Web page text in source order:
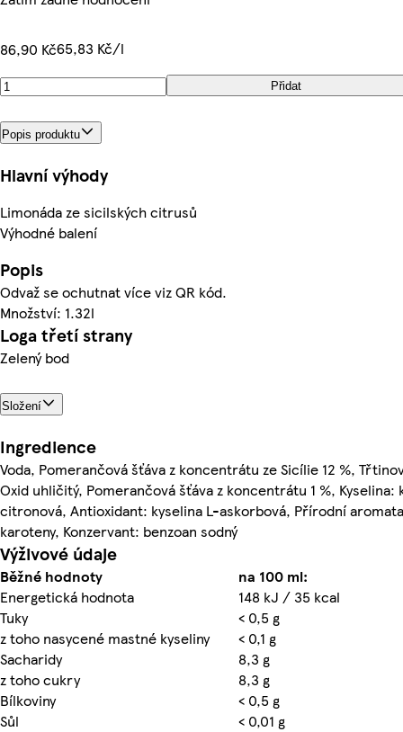
86,90 Kč65,83 Kč/l
Přidat
Popis produktu
Hlavní výhody
Limonáda ze sicilských citrusů
Výhodné balení
Popis
Odvaž se ochutnat více viz QR kód.
Množství: 1.32l
Loga třetí strany
Zelený bod
Složení
Ingredience
Voda, Pomerančová šťáva z koncentrátu ze Sicílie 12 %,
Oxid uhličitý, Pomerančová šťáva z koncentrátu 1 %, Kyselina:
citronová, Antioxidant: kyselina L-askorbová, Přírodní
karoteny, Konzervant: benzoan sodný
Výživové údaje
Běžné hodnoty
na 100 ml:
Energetická hodnota
148 kJ / 35 kcal
Tuky
< 0,5 g
z toho nasycené mastné kyseliny
< 0,1 g
Sacharidy
8,3 g
z toho cukry
8,3 g
Bílkoviny
< 0,5 g
Sůl
< 0,01 g